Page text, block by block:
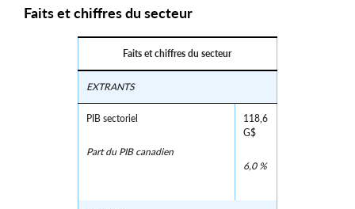
File
File
Faits et chiffres du secteur
Faits et chiffres du secteur
EXTRANTS
PIB sectoriel
Part du PIB canadien
118,6
G$
6,0 %